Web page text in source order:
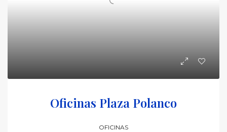
Oficinas Plaza Polanco
OFICINAS